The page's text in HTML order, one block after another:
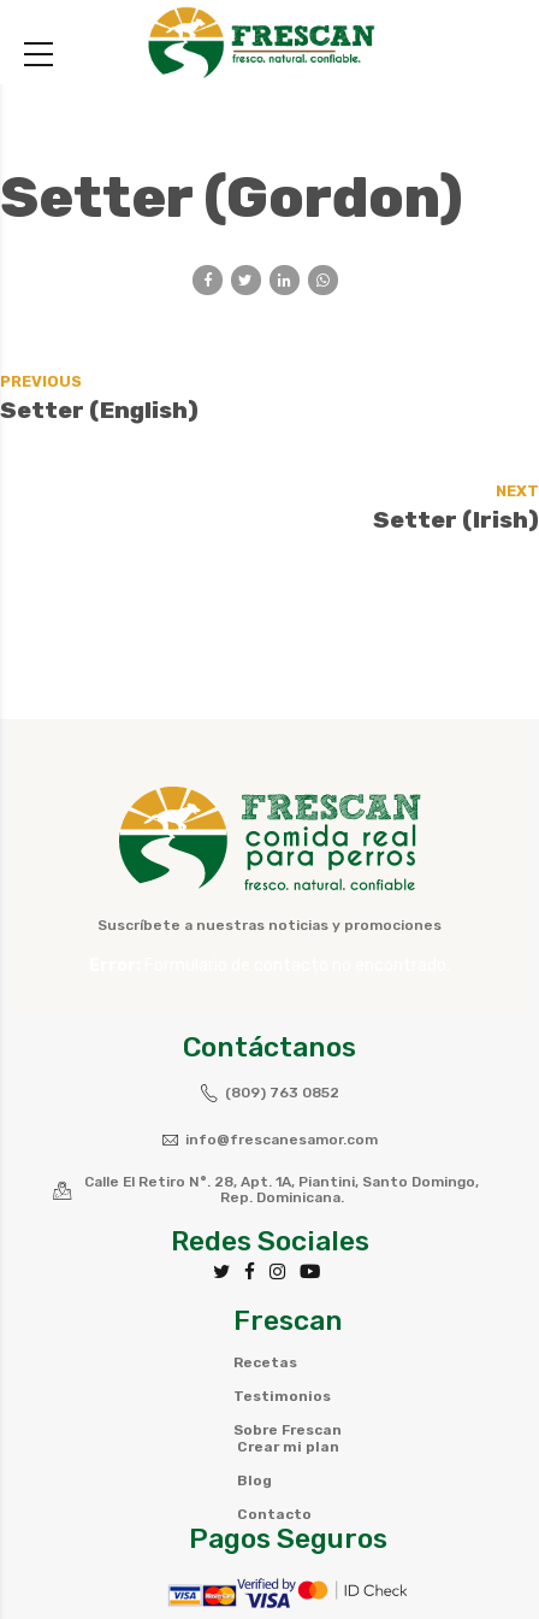
Setter (Gordon)
PREVIOUS
Setter (English)
NEXT
Setter (Irish)
Suscríbete a nuestras noticias y promociones
Contáctanos
(809) 763 0852
info@frescanesamor.com
Calle El Retiro N°. 28, Apt. 1A, Piantini, Santo Domingo,
Rep. Dominicana.
Redes Sociales
Frescan
Recetas
Testimonios
Sobre Frescan
Crear mi plan
Blog
Contacto
Pagos Seguros